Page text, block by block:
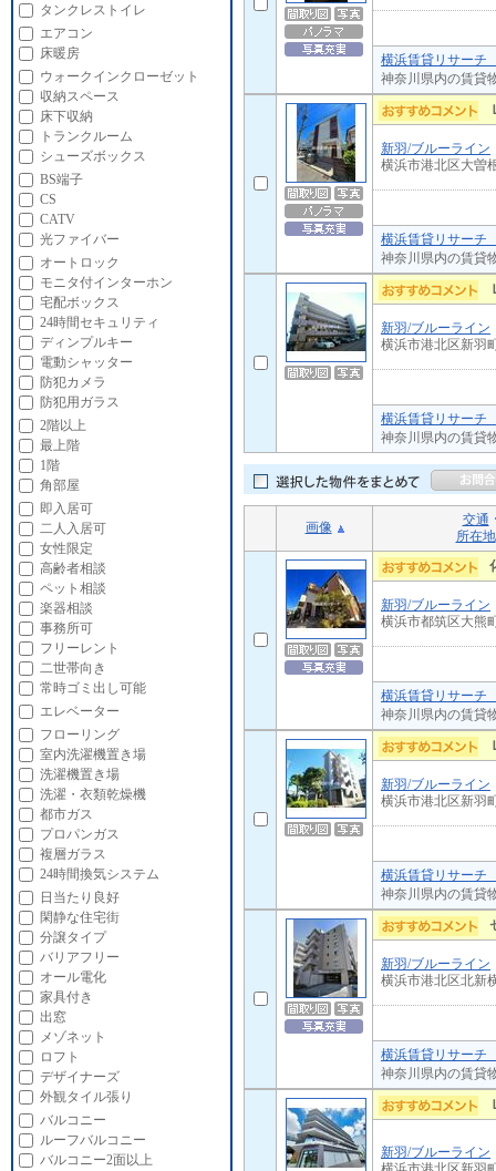
横浜賃貸リサーチ
神奈川県内の賃貸
新羽/ブルーライン
横浜市港北区大曽
横浜賃貸リサーチ
神奈川県内の賃貸
新羽/ブルーライン
横浜市港北区新羽
横浜賃貸リサーチ
神奈川県内の賃貸
画像
交通
所在地
新羽/ブルーライン
横浜市都筑区大熊
横浜賃貸リサーチ
神奈川県内の賃貸
新羽/ブルーライン
横浜市港北区新羽
横浜賃貸リサーチ
神奈川県内の賃貸
新羽/ブルーライン
横浜市港北区北新
横浜賃貸リサーチ
神奈川県内の賃貸
新羽/ブルーライン
タンクレストイレ
エアコン
床暖房
ウォークインクローゼット
収納スペース
床下収納
トランクルーム
シューズボックス
BS端子
CS
CATV
光ファイバー
オートロック
モニタ付インターホン
宅配ボックス
24時間セキュリティ
ディンプルキー
電動シャッター
防犯カメラ
防犯用ガラス
2階以上
最上階
1階
角部屋
即入居可
二人入居可
女性限定
高齢者相談
ペット相談
楽器相談
事務所可
フリーレント
二世帯向き
常時ゴミ出し可能
エレベーター
フローリング
室内洗濯機置き場
洗濯機置き場
洗濯・衣類乾燥機
都市ガス
プロパンガス
複層ガラス
24時間換気システム
日当たり良好
閑静な住宅街
分譲タイプ
バリアフリー
オール電化
家具付き
出窓
メゾネット
ロフト
デザイナーズ
外観タイル張り
バルコニー
ルーフバルコニー
バルコニー2面以上